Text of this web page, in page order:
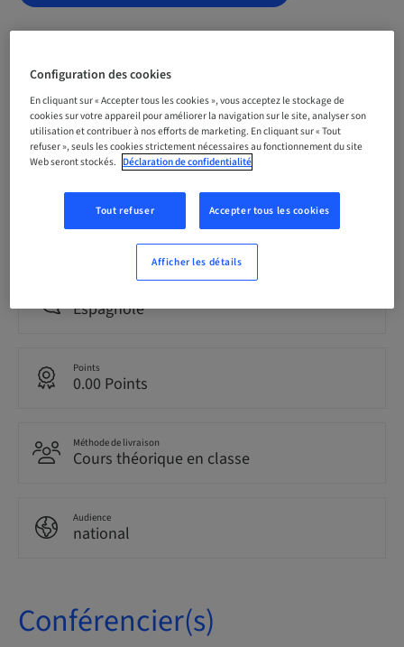
Statut
Réservation possible
Date limite d’inscription
05. nov. 2026 (UTC+1)
Prix par participant (avec taxes locales en vigueur)
EUR 199.00
Espagnole
Points
0.00 Points
Méthode de livraison
Cours théorique en classe
Audience
national
Conférencier(s)
Configuration des cookies
En cliquant sur « Accepter tous les cookies », vous acceptez le stockage de
cookies sur votre appareil pour améliorer la navigation sur le site, analyser son
utilisation et contribuer à nos efforts de marketing. En cliquant sur « Tout
refuser », seuls les cookies strictement nécessaires au fonctionnement du site
Web seront stockés. Déclaration de confidentialité
Tout refuser Accepter tous les cookies
Afficher les détails